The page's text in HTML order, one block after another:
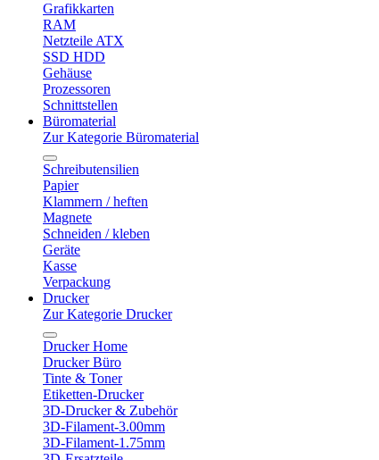
Grafikkarten
RAM
Netzteile ATX
SSD HDD
Gehäuse
Prozessoren
Schnittstellen
Büromaterial
Zur Kategorie Büromaterial
Schreibutensilien
Papier
Klammern / heften
Magnete
Schneiden / kleben
Geräte
Kasse
Verpackung
Drucker
Zur Kategorie Drucker
Drucker Home
Drucker Büro
Tinte & Toner
Etiketten-Drucker
3D-Drucker & Zubehör
3D-Filament-3.00mm
3D-Filament-1.75mm